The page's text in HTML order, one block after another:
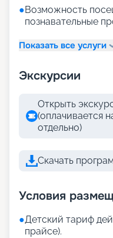
●Возможность
познавательные
Показать все услуги
Экскурсии
Открыть
(оплачивается
отдельно)
Скачать
Условия
●Детский тариф
прайсе).